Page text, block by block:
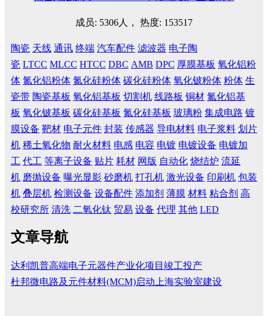
成员: 5306人， 热度: 153517
陶瓷 天线 通讯 终端 汽车配件 滤波器 电子陶
瓷 LTCC MLCC HTCC DBC AMB DPC 厚膜基板 氧化铝粉
体 氮化铝粉体 氮化硅粉体 碳化硅粉体 氧化铍粉体 粉体 生
瓷带 陶瓷基板 氧化铝基板 切割机 线路板 铜材 氮化铝基
板 氧化铍基板 碳化硅基板 氮化硅基板 玻璃粉 集成电路 镀
膜设备 靶材 电子元件 封装 传感器 导电材料 电子浆料 划片
机 稀土氧化物 耐火材料 电感 电容 电镀 电镀设备 电镀加
工 代工 等离子设备 贴片 耗材 网版 自动化 烧结炉 流延
机 磨抛设备 曝光显影 砂磨机 打孔机 激光设备 印刷机 包装
机 叠层机 检测设备 设备配件 添加剂 薄膜 材料 粘合剂 高
校研究所 清洗 二氧化钛 贸易 设备 代理 其他 LED
文章导航
达利凯普高端电子元器件产业化项目竣工投产
杜邦微电路及元件材料(MCM)启动上海实验室建设